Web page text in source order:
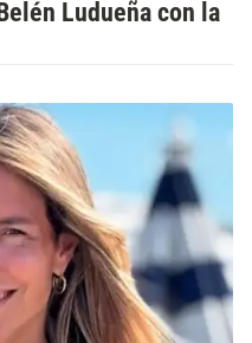
Ludueña con la